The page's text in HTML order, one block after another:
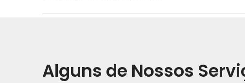
11 2081-2543
Alguns de Nossos
Ver Mais..